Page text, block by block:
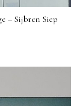
– Sijbren Siep